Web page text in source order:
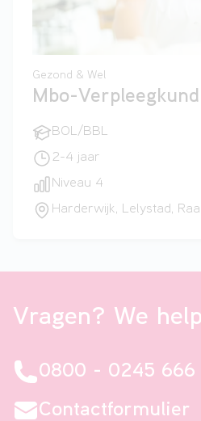
Gezond & Wel
Mbo-
BOL/BBL
2-4 jaar
Niveau 4
Harderwijk, Lelystad,
Vragen? We
0800 - 0245 666
Contactformulier